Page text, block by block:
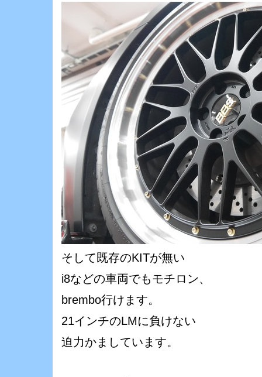
そして既存のKITが無い
i8などの車両でもモチロン、
brembo行けます。
21インチのLMに負けない
迫力かましています。